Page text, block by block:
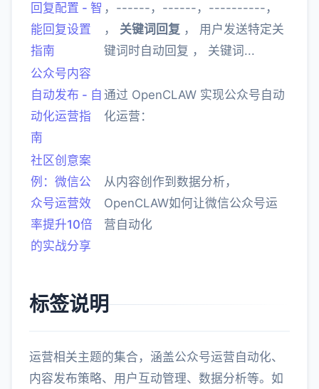
回复配置 - 智
能回复设置
指南
，------，------，----------，
， 关键词回复 ， 用户发送特定关
键词时自动回复 ， 关键词...
公众号内容
自动发布 - 自
动化运营指
南
通过 OpenCLAW 实现公众号自动
化运营：
社区创意案
例：微信公
众号运营效
率提升10倍
的实战分享
从内容创作到数据分析，
OpenCLAW如何让微信公众号运
营自动化
标签说明
运营相关主题的集合，涵盖公众号运营自动化、
内容发布策略、用户互动管理、数据分析等。如